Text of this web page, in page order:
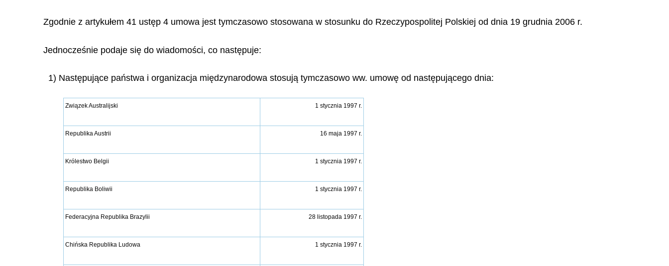
Zgodnie z artykułem 41 ustęp 4 umowa jest tymczasowo stosowana w stosunku do Rzeczypospolitej Polskiej od dnia 19 grudnia 2006 r.
Jednocześnie podaje się do wiadomości, co następuje:
1) Następujące państwa i organizacja międzynarodowa stosują tymczasowo ww. umowę od następującego dnia:
Związek Australijski 1 stycznia 1997 r.
Republika Austrii 16 maja 1997 r.
Królestwo Belgii 1 stycznia 1997 r.
Republika Boliwii 1 stycznia 1997 r.
Federacyjna Republika Brazylii 28 listopada 1997 r.
Chińska Republika Ludowa 1 stycznia 1997 r.